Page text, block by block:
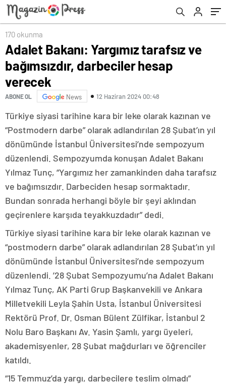
170 okunma
Adalet Bakanı: Yargımız tarafsız ve
bağımsızdır, darbeciler hesap
verecek
ABONE OL News 12 Haziran 2024 00:48
Türkiye siyasi tarihine kara bir leke olarak kazınan ve
“Postmodern darbe” olarak adlandırılan 28 Şubat’ın yıl
dönümünde İstanbul Üniversitesi’nde sempozyum
düzenlendi. Sempozyumda konuşan Adalet Bakanı
Yılmaz Tunç, “Yargımız her zamankinden daha tarafsız
ve bağımsızdır. Darbeciden hesap sormaktadır.
Bundan sonrada herhangi böyle bir şeyi aklından
geçirenlere karşıda teyakkuzdadır” dedi.
Türkiye siyasi tarihine kara bir leke olarak kazınan ve
“postmodern darbe” olarak adlandırılan 28 Şubat’ın yıl
dönümünde İstanbul Üniversitesi’nde sempozyum
düzenlendi. ’28 Şubat Sempozyumu’na Adalet Bakanı
Yılmaz Tunç, AK Parti Grup Başkanvekili ve Ankara
Milletvekili Leyla Şahin Usta, İstanbul Üniversitesi
Rektörü Prof. Dr. Osman Bülent Zülfikar, İstanbul 2
Nolu Baro Başkanı Av. Yasin Şamlı, yargı üyeleri,
akademisyenler, 28 Şubat mağdurları ve öğrenciler
katıldı.
“15 Temmuz’da yargı, darbecilere teslim olmadı”